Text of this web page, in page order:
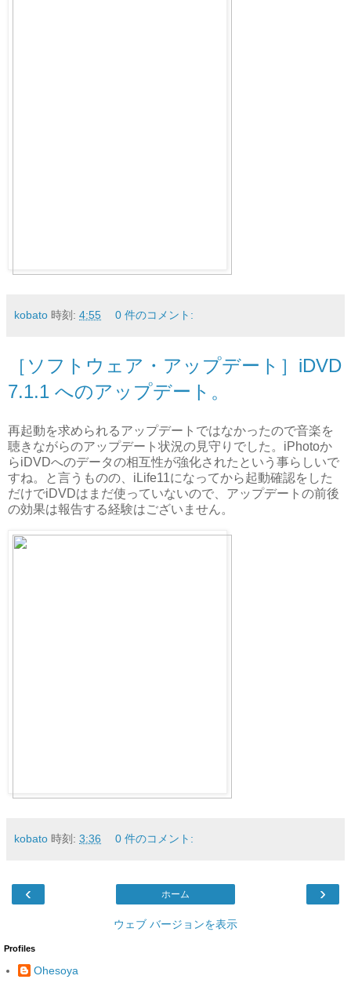
kobato 時刻: 4:55 0 件のコメント:
［ソフトウェア・アップデート］iDVD
7.1.1 へのアップデート。
再起動を求められるアップデートではなかったので音楽を
聴きながらのアップデート状況の見守りでした。iPhotoか
らiDVDへのデータの相互性が強化されたという事らしいで
すね。と言うものの、iLife11になってから起動確認をした
だけでiDVDはまだ使っていないので、アップデートの前後
の効果は報告する経験はございません。
kobato 時刻: 3:36 0 件のコメント:
‹ ›
ホーム
ウェブ バージョンを表示
Profiles
Ohesoya